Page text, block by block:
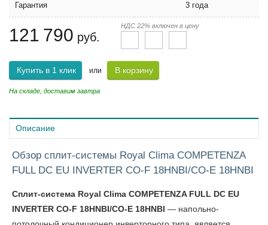
Гарантия 3 года
121 790 руб.
НДС 22% включен в цену
Купить в 1 клик или В корзину
На складе, доставим завтра
Описание
Обзор сплит-системы Royal Clima COMPETENZA
FULL DC EU INVERTER CO-F 18HNBI/CO-E 18HNBI
Сплит-система Royal Clima COMPETENZA FULL DC EU
INVERTER CO-F 18HNBI/CO-E 18HNBI — напольно-